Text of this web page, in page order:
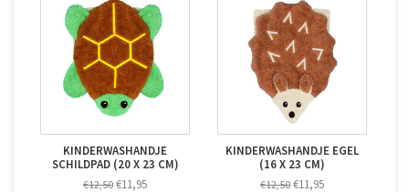
KINDERWASHANDJE
SCHILDPAD (20 X 23 CM)
€12,50 €11,95
KINDERWASHANDJE EGEL
(16 X 23 CM)
€12,50 €11,95